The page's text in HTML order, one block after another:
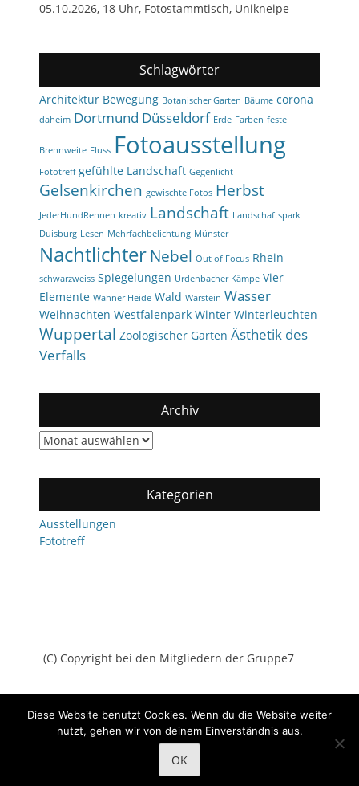
05.10.2026, 18 Uhr, Fotostammtisch, Unikneipe
Schlagwörter
Architektur Bewegung Botanischer Garten Bäume corona
daheim Dortmund Düsseldorf Erde Farben feste
Brennweite Fluss Fotoausstellung
Fototreff gefühlte Landschaft Gegenlicht
Gelsenkirchen gewischte Fotos Herbst
JederHundRennen kreativ Landschaft Landschaftspark
Duisburg Lesen Mehrfachbelichtung Münster
NachtlichterNebel Out of Focus Rhein
schwarzweiss Spiegelungen Urdenbacher Kämpe Vier
Elemente Wahner Heide Wald Warstein Wasser
Weihnachten Westfalenpark Winter Winterleuchten
Wuppertal Zoologischer Garten Ästhetik des
Verfalls
Archiv
Archiv
Kategorien
Ausstellungen
Fototreff
(C) Copyright bei den Mitgliedern der Gruppe7
Gruppe7All Rights Reserved.
Catch Adaptive von
Diese Website benutzt Cookies. Wenn du die Website weiter
nutzt, gehen wir von deinem Einverständnis aus.
OK